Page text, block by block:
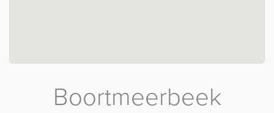
Boortmeerbeek